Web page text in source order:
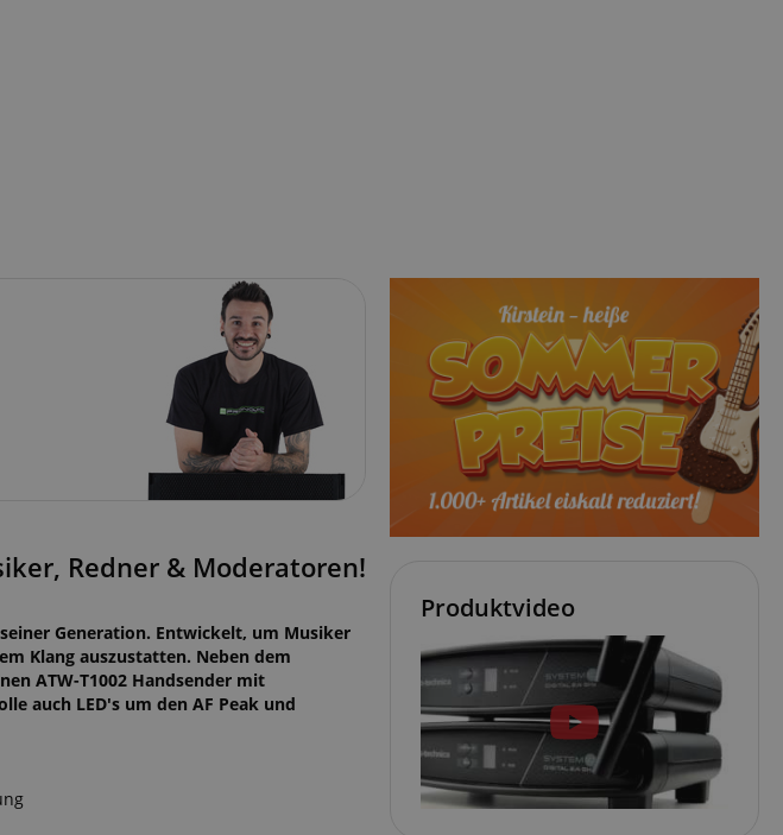
Redner & Moderatoren!
Generation. Entwickelt, um Musiker
Klang auszustatten. Neben dem
ATW-T1002 Handsender mit
auch LED's um den AF Peak und
Produktvideo